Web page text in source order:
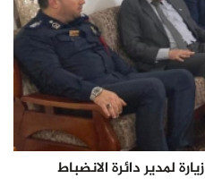
لمدير دائرة الانضباط